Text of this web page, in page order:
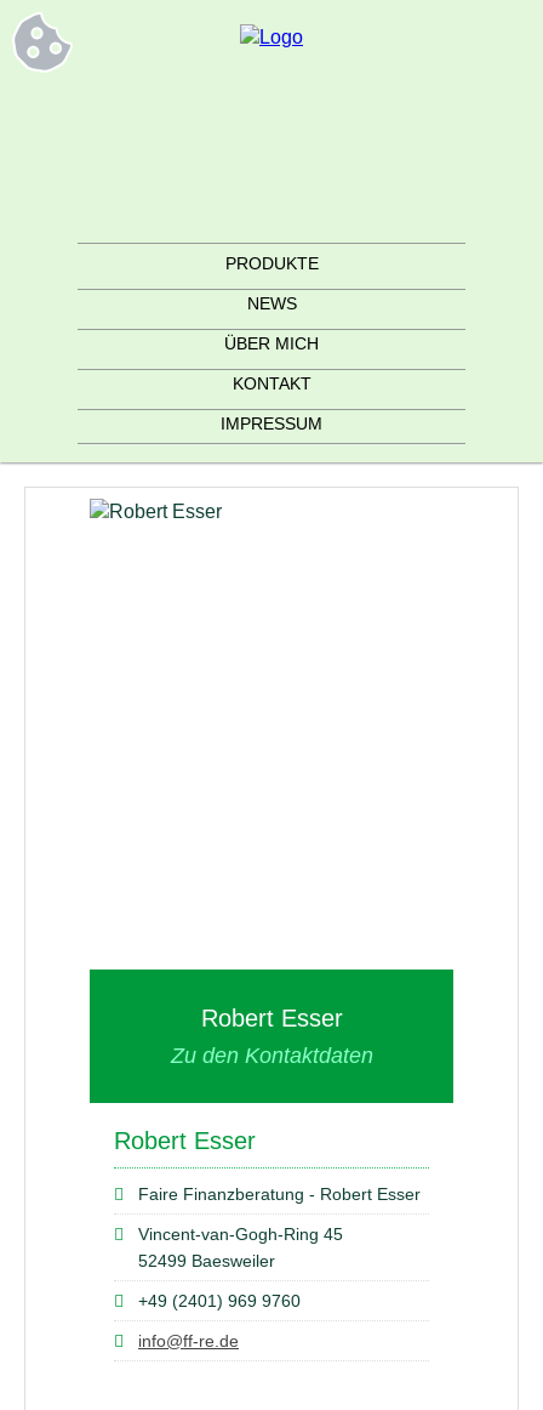
PRODUKTE
NEWS
ÜBER MICH
KONTAKT
IMPRESSUM
Robert Esser
Zu den Kontaktdaten
Robert Esser
Faire Finanzberatung - Robert Esser
Vincent-van-Gogh-Ring 45
52499 Baesweiler
+49 (2401) 969 9760
info@ff-re.de